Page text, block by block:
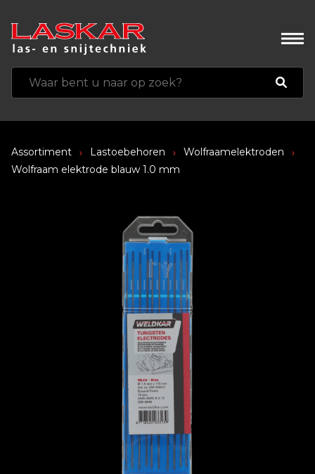
Assortiment Lastoebehoren
Wolfraamelektroden
Wolfraam elektrode blauw 1.0 mm